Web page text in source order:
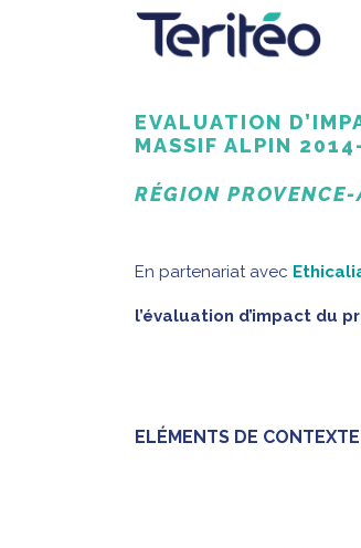
EVALUATION
MASSIF ALPIN
RÉGION
En partenariat avec
l’évaluation d’impact du
ELÉMENTS DE CONTEXTE